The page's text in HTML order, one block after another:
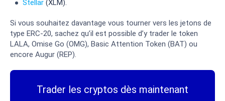
Stellar (XLM).
Si vous souhaitez davantage vous tourner vers les jetons de
type ERC-20, sachez qu’il est possible d’y trader le token
LALA, Omise Go (OMG), Basic Attention Token (BAT) ou
encore Augur (REP).
Trader les cryptos dès maintenant